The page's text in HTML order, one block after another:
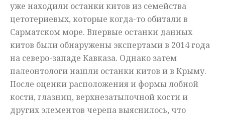
уже находили останки китов из семейства
цетотериевых, которые когда-то обитали в
Сарматском море. Впервые останки данных
китов были обнаружены экспертами в 2014 года
на северо-западе Кавказа. Однако затем
палеонтологи нашли останки китов и в Крыму.
После оценки расположения и формы лобной
кости, глазниц, верхнезатылочной кости и
других элементов черепа выяснилось, что